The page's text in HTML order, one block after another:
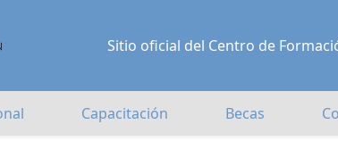
Sitio oficial del Centro de
Capacitación Becas